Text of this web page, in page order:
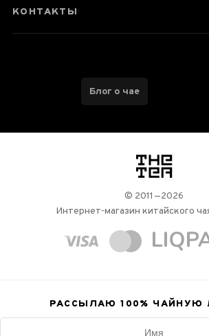
КОНТАКТЫ
Блог о чае
логотип
© 2011—2026
Интернет-магазин китайского
РАССЫЛАЮ 100% ЧАЙНУЮ